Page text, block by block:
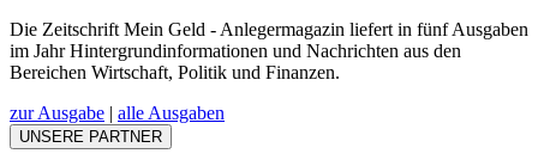
Die Zeitschrift Mein Geld - Anlegermagazin liefert in fünf Ausgaben
im Jahr Hintergrundinformationen und Nachrichten aus den
Bereichen Wirtschaft, Politik und Finanzen.
zur Ausgabe | alle Ausgaben
UNSERE PARTNER